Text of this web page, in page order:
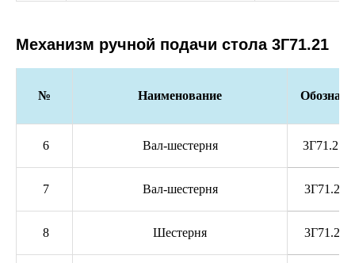
Механизм ручной подачи стола 3Г71.21
№ Наименование
6 Вал-шестерня
7 Вал-шестерня
8 Шестерня